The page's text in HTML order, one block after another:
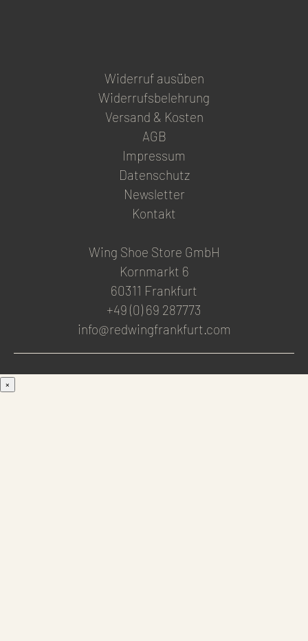
Widerruf ausüben
Widerrufsbelehrung
Versand & Kosten
AGB
Impressum
Datenschutz
Newsletter
Kontakt
Wing Shoe Store GmbH
Kornmarkt 6
60311 Frankfurt
+49 (0) 69 287773
info@redwingfrankfurt.com
×